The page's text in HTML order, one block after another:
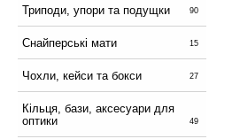
Триподи, упори та подущки 90
Снайперські мати 15
Чохли, кейси та бокси 27
Кільця, бази, аксесуари для
оптики
49